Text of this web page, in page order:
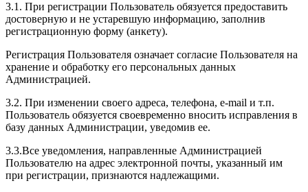
3.1. При регистрации Пользователь обязуется предоставить
достоверную и не устаревшую информацию, заполнив
регистрационную форму (анкету).
Регистрация Пользователя означает согласие Пользователя на
хранение и обработку его персональных данных
Администрацией.
3.2. При изменении своего адреса, телефона, e-mail и т.п.
Пользователь обязуется своевременно вносить исправления в
базу данных Администрации, уведомив ее.
3.3.Все уведомления, направленные Администрацией
Пользователю на адрес электронной почты, указанный им
при регистрации, признаются надлежащими.